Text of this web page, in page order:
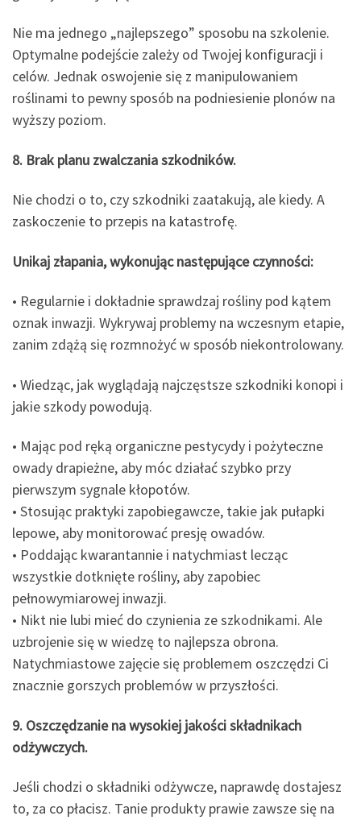
Nie ma jednego „najlepszego” sposobu na szkolenie.
Optymalne podejście zależy od Twojej konfiguracji i
celów. Jednak oswojenie się z manipulowaniem
roślinami to pewny sposób na podniesienie plonów na
wyższy poziom.
8. Brak planu zwalczania szkodników.
Nie chodzi o to, czy szkodniki zaatakują, ale kiedy. A
zaskoczenie to przepis na katastrofę.
Unikaj złapania, wykonując następujące czynności:
• Regularnie i dokładnie sprawdzaj rośliny pod kątem
oznak inwazji. Wykrywaj problemy na wczesnym etapie,
zanim zdążą się rozmnożyć w sposób niekontrolowany.
• Wiedząc, jak wyglądają najczęstsze szkodniki konopi i
jakie szkody powodują.
• Mając pod ręką organiczne pestycydy i pożyteczne
owady drapieżne, aby móc działać szybko przy
pierwszym sygnale kłopotów.
• Stosując praktyki zapobiegawcze, takie jak pułapki
lepowe, aby monitorować presję owadów.
• Poddając kwarantannie i natychmiast lecząc
wszystkie dotknięte rośliny, aby zapobiec
pełnowymiarowej inwazji.
• Nikt nie lubi mieć do czynienia ze szkodnikami. Ale
uzbrojenie się w wiedzę to najlepsza obrona.
Natychmiastowe zajęcie się problemem oszczędzi Ci
znacznie gorszych problemów w przyszłości.
9. Oszczędzanie na wysokiej jakości składnikach
odżywczych.
Jeśli chodzi o składniki odżywcze, naprawdę dostajesz
to, za co płacisz. Tanie produkty prawie zawsze się na